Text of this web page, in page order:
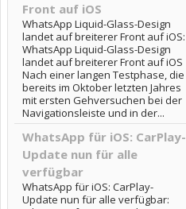
Front auf iOS
WhatsApp Liquid-Glass-Design
landet auf breiterer Front auf iOS:
WhatsApp Liquid-Glass-Design
landet auf breiterer Front auf iOS
Nach einer langen Testphase, die
bereits im Oktober letzten Jahres
mit ersten Gehversuchen bei der
Navigationsleiste und in der...
WhatsApp für iOS: CarPlay-
Update nun für alle
verfügbar
WhatsApp für iOS: CarPlay-
Update nun für alle verfügbar: